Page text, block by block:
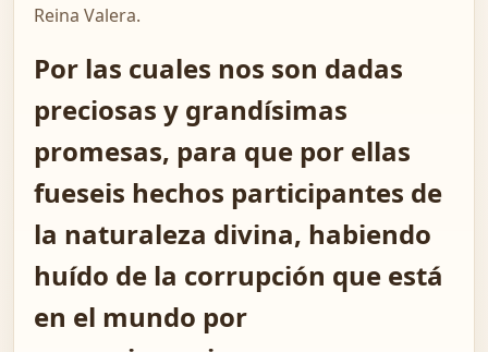
Reina Valera.
Por las cuales nos son dadas
preciosas y grandísimas
promesas, para que por ellas
fueseis hechos participantes de
la naturaleza divina, habiendo
huído de la corrupción que está
en el mundo por